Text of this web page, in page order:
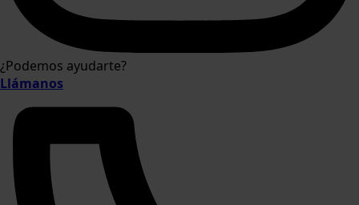
¿Podemos ayudarte?
Llámanos